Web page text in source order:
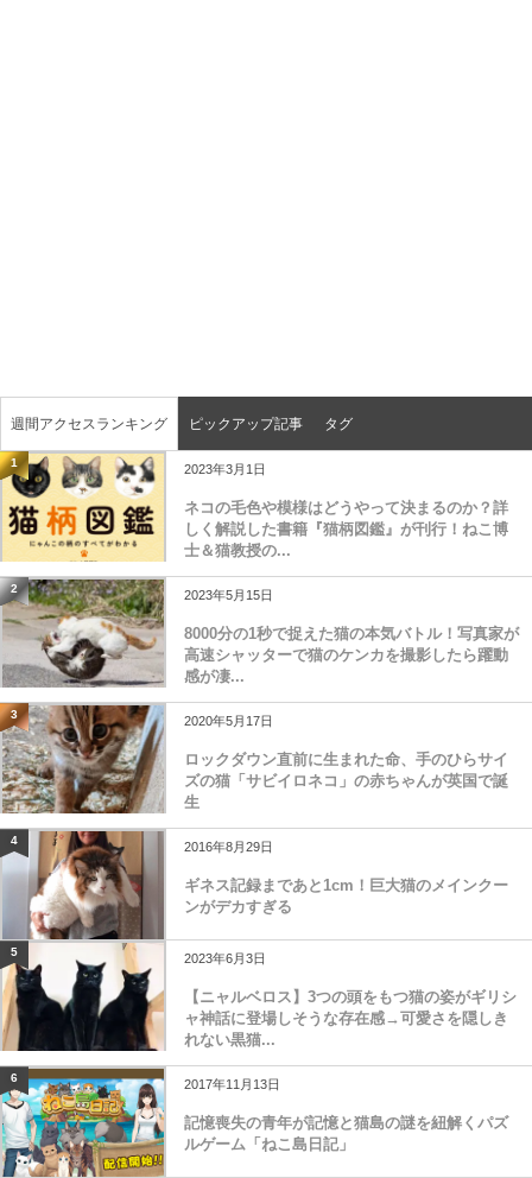
週間アクセスランキング ピックアップ記事 タグ
1 2023年3月1日
ネコの毛色や模様はどうやって決まるのか？詳
しく解説した書籍『猫柄図鑑』が刊行！ねこ博
士＆猫教授の...
2 2023年5月15日
8000分の1秒で捉えた猫の本気バトル！写真家が
高速シャッターで猫のケンカを撮影したら躍動
感が凄...
3 2020年5月17日
ロックダウン直前に生まれた命、手のひらサイ
ズの猫「サビイロネコ」の赤ちゃんが英国で誕
生
4 2016年8月29日
ギネス記録まであと1cm！巨大猫のメインクー
ンがデカすぎる
5 2023年6月3日
【ニャルベロス】3つの頭をもつ猫の姿がギリシ
ャ神話に登場しそうな存在感→可愛さを隠しき
れない黒猫...
6 2017年11月13日
記憶喪失の青年が記憶と猫島の謎を紐解くパズ
ルゲーム「ねこ島日記」